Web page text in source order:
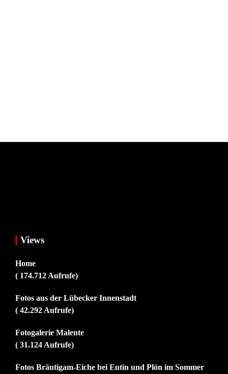
Views
Home
( 174.712 Aufrufe)
Fotos aus der Lübecker Innenstadt
( 42.292 Aufrufe)
Fotogalerie Malente
( 31.124 Aufrufe)
Fotos Bräutigam-Eiche bei Eutin und Plön im Sommer